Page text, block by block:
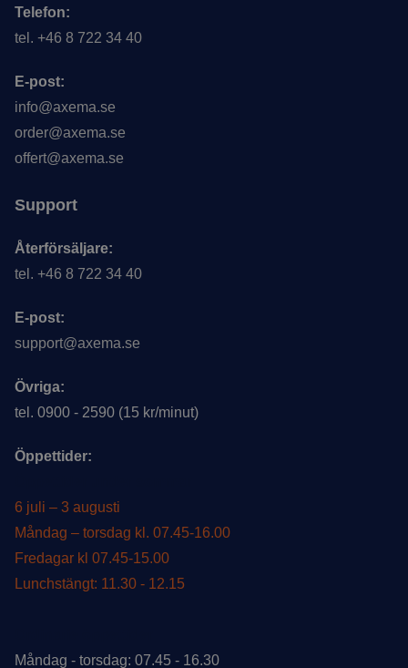
Telefon:
tel. +46 8 722 34 40
E-post:
info@axema.se
order@axema.se
offert@axema.se
Support
Återförsäljare:
tel. +46 8 722 34 40
E-post:
support@axema.se
Övriga:
tel. 0900 - 2590 (15 kr/minut)
Öppettider:
6 juli – 3 augusti
Måndag – torsdag kl. 07.45-16.00
Fredagar kl 07.45-15.00
Lunchstängt: 11.30 - 12.15
Måndag - torsdag: 07.45 - 16.30